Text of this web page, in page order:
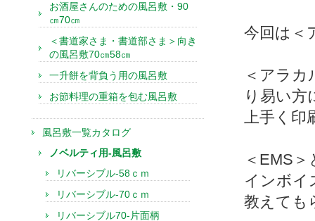
今回は＜
＜アラ
り易い方
上手く印
＜EMS
インボイ
教えても
お酒屋さんのための風呂敷・90
㎝70㎝
＜書道家さま・書道部さま＞向き
の風呂敷70㎝58㎝
一升餅を背負う用の風呂敷
お節料理の重箱を包む風呂敷
風呂敷一覧カタログ
ノベルティ用-風呂敷
リバーシブル-58ｃｍ
リバーシブル-70ｃｍ
リバーシブル70-片面柄